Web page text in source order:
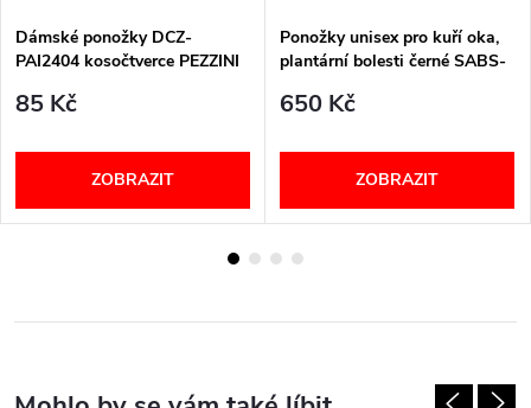
Dámské ponožky DCZ-
PAI2404 kosočtverce PEZZINI
85 Kč
ZOBRAZIT
Ponožky unisex pro kuří oka,
plantární bolesti černé SABS-
650 Kč
ZOBRAZIT